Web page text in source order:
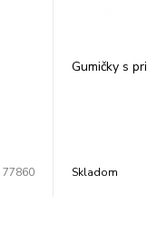
77860
Gumičky s
Skladom